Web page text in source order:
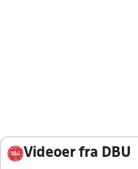
Videoer fra DBU